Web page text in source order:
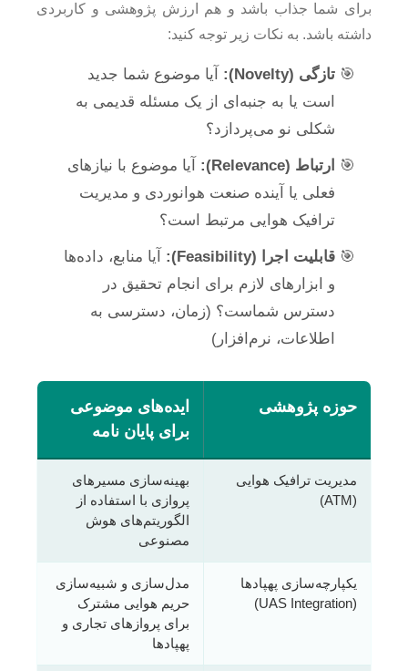
برای شما جذاب باشد و هم ارزش پژوهشی و کاربردی
داشته باشد. به نکات زیر توجه کنید:
تازگی (Novelty):
آیا موضوع شما جدید
است یا به جنبه‌ای از یک مسئله قدیمی به
شکلی نو می‌پردازد؟
ارتباط (Relevance):
آیا موضوع با نیازهای
فعلی یا آینده صنعت هوانوردی و مدیریت
ترافیک هوایی مرتبط است؟
قابلیت اجرا (Feasibility):
آیا منابع، داده‌ها
و ابزارهای لازم برای انجام تحقیق در
دسترس شماست؟ (زمان، دسترسی به
اطلاعات، نرم‌افزار)
حوزه پژوهشی
ایده‌های موضوعی
برای پایان نامه
مدیریت ترافیک هوایی
(ATM)
بهینه‌سازی مسیرهای
پروازی با استفاده از
الگوریتم‌های هوش
مصنوعی
یکپارچه‌سازی پهپادها
(UAS Integration)
مدل‌سازی و شبیه‌سازی
حریم هوایی مشترک
برای پروازهای تجاری و
پهپادها